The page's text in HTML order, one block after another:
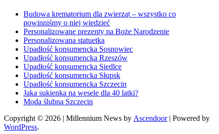
Budowa krematorium dla zwierząt – wszystko co
powinniśmy o niej wiedzieć
Personalizowane prezenty na Boże Narodzenie
Personalizowana statuetka
Upadłość konsumencka Sosnowiec
Upadłość konsumencka Rzeszów
Upadłość konsumencka Siedlce
Upadłość konsumencka Słupsk
Upadłość konsumencka Szczecin
Jaka sukienka na wesele dla 40 latki?
Moda ślubna Szczecin
Copyright © 2026 | Millennium News by Ascendoor| Powered by
WordPress.